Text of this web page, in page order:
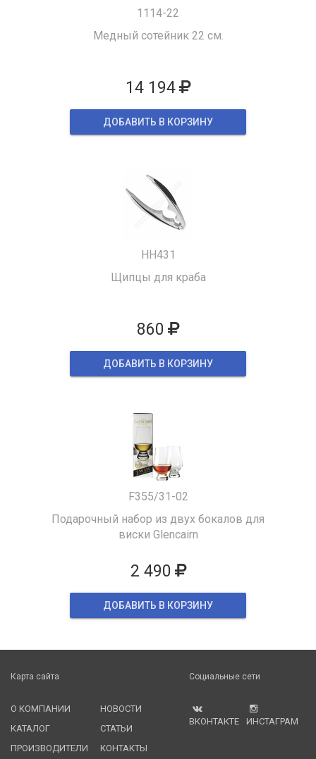
1114-22
Медный сотейник 22 см.
14 194
ДОБАВИТЬ В КОРЗИНУ
HH431
Щипцы для краба
860
ДОБАВИТЬ В КОРЗИНУ
F355/31-02
Подарочный набор из двух бокалов для
виски Glencairn
2 490
ДОБАВИТЬ В КОРЗИНУ
Карта сайта
О КОМПАНИИ
КАТАЛОГ
ПРОИЗВОДИТЕЛИ
НОВОСТИ
СТАТЬИ
КОНТАКТЫ
Социальные сети
ВКОНТАКТЕ ИНСТАГРАМ